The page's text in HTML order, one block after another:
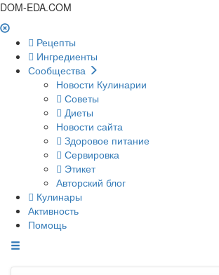
DOM-EDA.COM
Рецепты
Ингредиенты
Сообщества
Новости Кулинарии
Советы
Диеты
Новости сайта
Здоровое питание
Сервировка
Этикет
Авторский блог
Кулинары
Активность
Помощь